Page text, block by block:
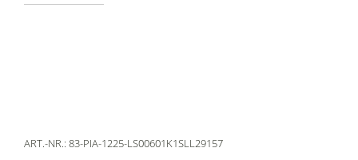
ART.-NR.: 83-PIA-1225-LS00601K1SLL29157